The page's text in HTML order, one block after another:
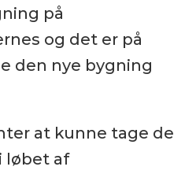
på
og det er på
den nye bygning
at kunne tage de
løbet af